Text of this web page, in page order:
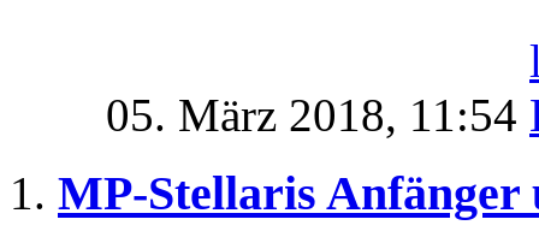
05. März 2018, 11:54
MP-Stellaris Anfänger